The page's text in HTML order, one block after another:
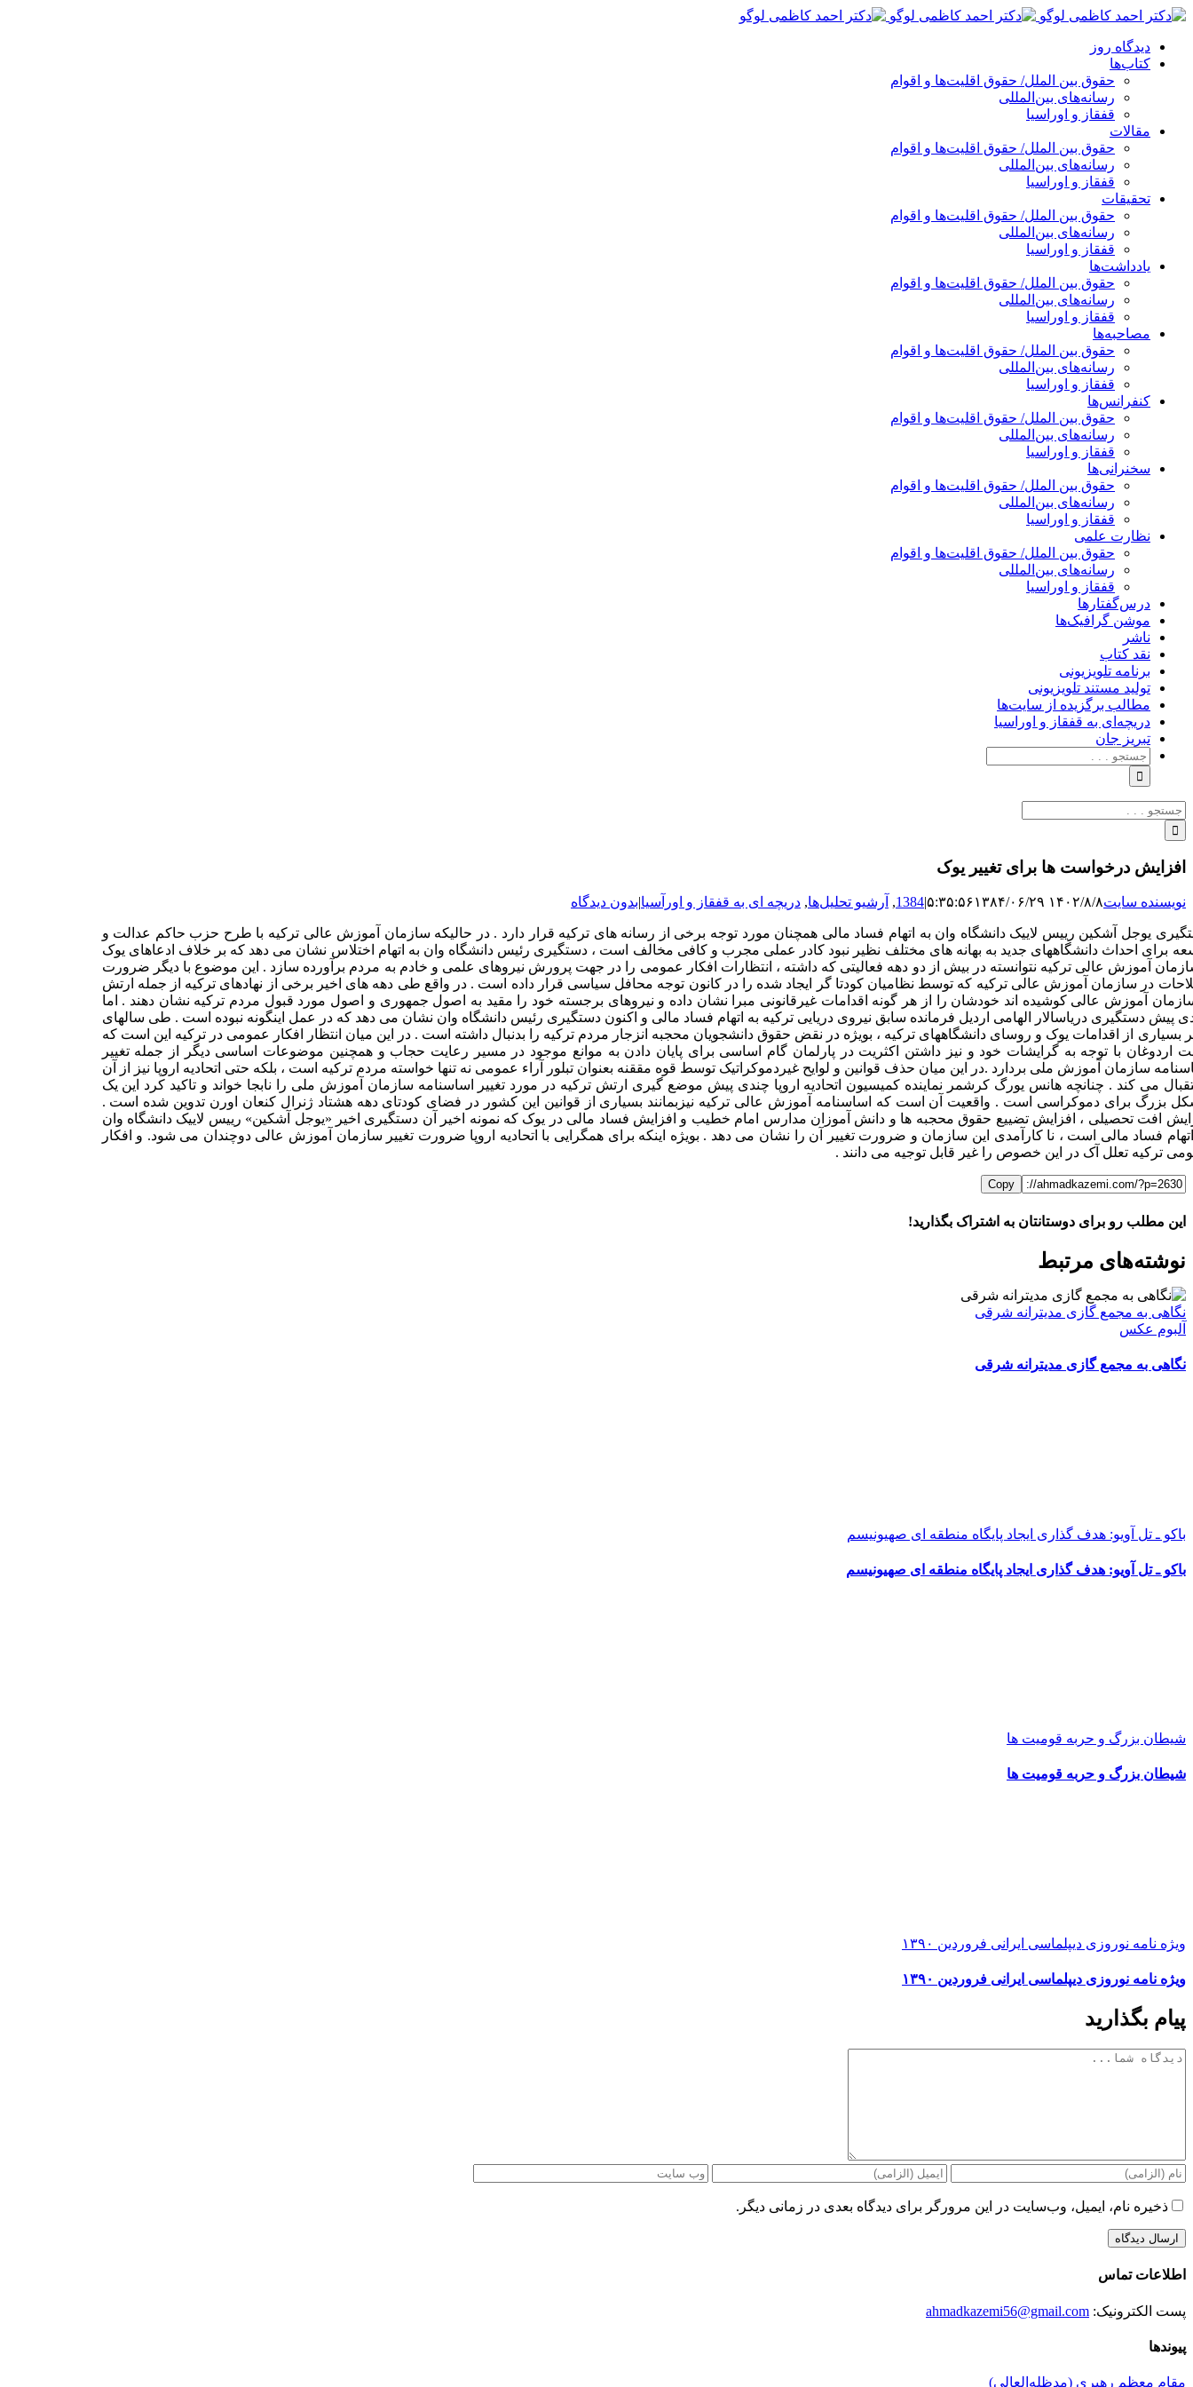
پرش
محتوا
دیدگاه روز
کتاب‌ها
حقوق بین الملل/ حقوق اقلیت‌ها و اقوام
رسانه‌های بین‌المللی
قفقاز و اوراسیا
مقالات
حقوق بین الملل/ حقوق اقلیت‌ها و اقوام
رسانه‌های بین‌المللی
قفقاز و اوراسیا
تحقیقات
حقوق بین الملل/ حقوق اقلیت‌ها و اقوام
رسانه‌های بین‌المللی
قفقاز و اوراسیا
یادداشت‌ها
حقوق بین الملل/ حقوق اقلیت‌ها و اقوام
رسانه‌های بین‌المللی
قفقاز و اوراسیا
مصاحبه‌ها
حقوق بین الملل/ حقوق اقلیت‌ها و اقوام
رسانه‌های بین‌المللی
قفقاز و اوراسیا
کنفرانس‌ها
حقوق بین الملل/ حقوق اقلیت‌ها و اقوام
رسانه‌های بین‌المللی
قفقاز و اوراسیا
سخنرانی‌ها
حقوق بین الملل/ حقوق اقلیت‌ها و اقوام
رسانه‌های بین‌المللی
قفقاز و اوراسیا
نظارت علمی
حقوق بین الملل/ حقوق اقلیت‌ها و اقوام
رسانه‌های بین‌المللی
قفقاز و اوراسیا
درس‌گفتارها
موشن گرافیک‌ها
ناشر
نقد کتاب
برنامه‌ تلویزیونی
تولید مستند تلویزیونی
مطالب برگزیده از سایت‌ها
دریچه‌ای به قفقاز و اوراسیا
تبریزِ جان
جستجو
برای:
جستجو
برای:
افزایش درخواست ها برای تغییر یوک
نویسنده سایت۱۴۰۲/۸/۸ ۵:۳۵:۵۶ ۱۳۸۴/۰۶/۲۹ |
1384
, آرشیو تحلیل‌ها, دریچه ای به قفقاز و اورآسیا|بدون دیدگاه
یوجل آشکین رییس لاییک دانشگاه وان به اتهام فساد مالی همچنان مورد توجه برخی از رسانه های ترکیه قرار دارد . در حالیکه سازمان آموزش عالی ترکیه با طرح حزب حاکم عدالت و
برای احداث دانشگاههای جدید به بهانه های مختلف نظیر نبود کادر عملی مجرب و کافی مخالف است ، دستگیری رئیس دانشگاه وان به اتهام اختلاس نشان می دهد که بر خلاف ادعاهای یوک
آموزش عالی ترکیه نتوانسته در بیش از دو دهه فعالیتی که داشته ، انتظارات افکار عمومی را در جهت پرورش نیروهای علمی و خادم به مردم برآورده سازد . این موضوع با دیگر ضرورت
در سازمان آموزش عالی ترکیه که توسط نظامیان کودتا گر ایجاد شده را در کانون توجه محافل سیاسی قرار داده است . در واقع طی دهه های اخیر برخی از نهادهای ترکیه از جمله ارتش
آموزش عالی کوشیده اند خودشان را از هر گونه اقدامات غیرقانونی مبرا نشان داده و نیروهای برجسته خود را مقید به اصول جمهوری و اصول مورد قبول مردم ترکیه نشان دهند . اما
پیش دستگیری دریاسالار الهامی اردیل فرمانده سابق نیروی دریایی ترکیه به اتهام فساد مالی و اکنون دستگیری رئیس دانشگاه وان نشان می دهد که در عمل اینگونه نبوده است . طی سالهای
بسیاری از اقدامات یوک و روسای دانشگاههای ترکیه ، بویژه در نقض حقوق دانشجویان محجبه انزجار مردم ترکیه را بدنبال داشته است . در این میان انتظار افکار عمومی در ترکیه این است که
اردوغان با توجه به گرایشات خود و نیز داشتن اکثریت در پارلمان گام اساسی برای پایان دادن به موانع موجود در مسیر رعایت حجاب و همچنین موضوعات اساسی دیگر از جمله تغییر
سازمان آموزش ملی بردارد .در این میان حذف قوانین و لوایح غیردموکراتیک توسط قوه مققنه بعنوان تبلور آراء عمومی نه تنها خواسته مردم ترکیه است ، بلکه حتی اتحادیه اروپا نیز از آن
می کند . چنانچه هانس یورگ کرشمر نماینده کمیسیون اتحادیه اروپا چندی پیش موضع گیری ارتش ترکیه در مورد تغییر اساسنامه سازمان آموزش ملی را نابجا خواند و تاکید کرد این یک
بزرگ برای دموکراسی است . واقعیت آن است که اساسنامه آموزش عالی ترکیه نیزبمانند بسیاری از قوانین این کشور در فضای کودتای دهه هشتاد ژنرال کنعان اورن تدوین شده است .
افت تحصیلی ، افزایش تضییع حقوق محجبه ها و دانش آموزان مدارس امام خطیب و افزایش فساد مالی در یوک که نمونه اخیر آن دستگیری اخیر «یوجل آشکین» رییس لاییک دانشگاه وان
فساد مالی است ، نا کارآمدی این سازمان و ضرورت تغییر آن را نشان می دهد . بویژه اینکه برای همگرایی با اتحادیه اروپا ضرورت تغییر سازمان آموزش عالی دوچندان می شود. و افکار
ترکیه تعلل آک در این خصوص را غیر قابل توجیه می دانند .
Copy
این مطلب رو برای دوستانتان به اشتراک بگذارید!
FacebookX
LinkedIn
WhatsApp
Telegram
ایمیل
نوشته‌‌های مرتبط
نگاهی به مجمع گازی مدیترانه شرقی
آلبوم عکس
نگاهی به مجمع گازی مدیترانه شرقی
باکو ـ تل آویو: هدف گذاری ایجاد پایگاه منطقه ای صهیونیسم
باکو ـ تل آویو: هدف گذاری ایجاد پایگاه منطقه ای صهیونیسم
شیطان بزرگ و حربه قومیت ها
شیطان بزرگ و حربه قومیت ها
ویژه نامه نوروزی دیپلماسی ایرانی فروردین ۱۳۹۰
ویژه نامه نوروزی دیپلماسی ایرانی فروردین ۱۳۹۰
پیام بگذارید
دیدگاه
ذخیره نام، ایمیل، وب‌سایت در این مرورگر برای دیدگاه بعدی در زمانی دیگر.
اطلاعات تماس
پست الکترونیک: ahmadkazemi56@gmail.com
پیوندها
مقام معظم رهبری (مد‌ظله‌العالی)